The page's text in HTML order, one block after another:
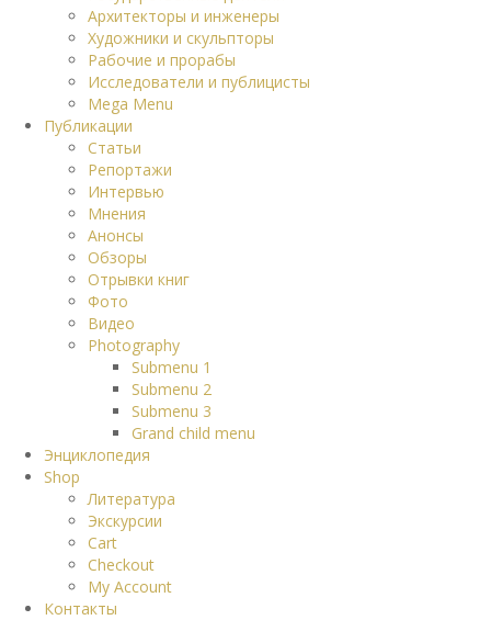
Архитекторы и инженеры
Художники и скульпторы
Рабочие и прорабы
Исследователи и публицисты
Mega Menu
Публикации
Статьи
Репортажи
Интервью
Мнения
Анонсы
Обзоры
Отрывки книг
Фото
Видео
Photography
Submenu 1
Submenu 2
Submenu 3
Grand child menu
Энциклопедия
Shop
Литература
Экскурсии
Cart
Checkout
My Account
Контакты